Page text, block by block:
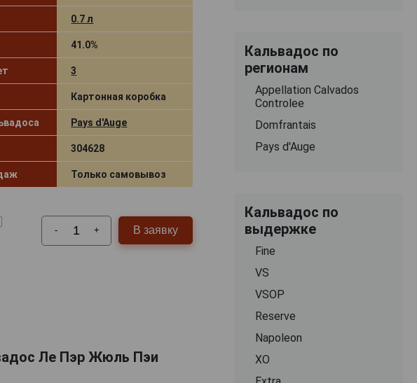
0.7 л
41.0%
3
Картонная коробка
Pays d'Auge
304628
Только самовывоз
- + В заявку
Ле Пэр Жюль Пэи
Кальвадос по
регионам
Appellation Calvados
Controlee
Domfrantais
Pays d'Auge
Кальвадос по
выдержке
Fine
VS
VSOP
Reserve
Napoleon
ХО